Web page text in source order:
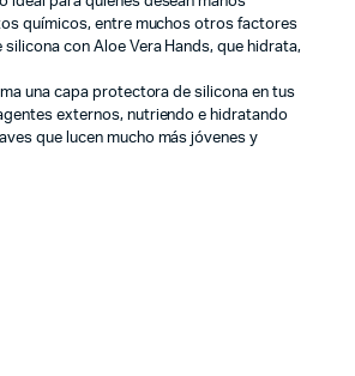
químicos, entre muchos otros factores
con Aloe Vera Hands, que hidrata,
una capa protectora de silicona en tus
externos, nutriendo e hidratando
que lucen mucho más jóvenes y